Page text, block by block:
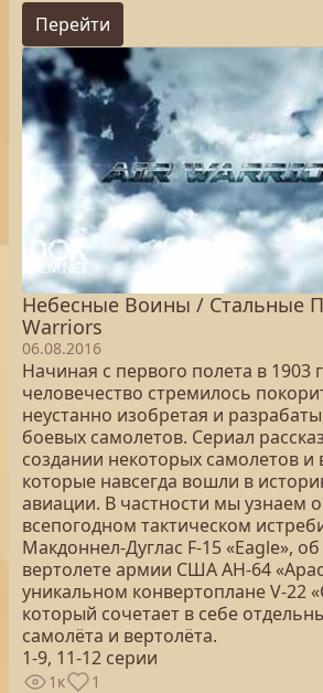
Перейти
Небесные Воины / Стальные
Warriors
06.08.2016
Начиная с первого полета в 1903
человечество стремилось
неустанно изобретая и
боевых самолетов. Сериал
создании некоторых самолетов и
которые навсегда вошли в
авиации. В частности мы узнаем
всепогодном тактическом
Макдоннел-Дуглас F-15 «Eagle»,
вертолете армии США AH-64
уникальном конвертоплане V-22
который сочетает в себе
самолёта и вертолёта.
1-9, 11-12 серии
1к 1